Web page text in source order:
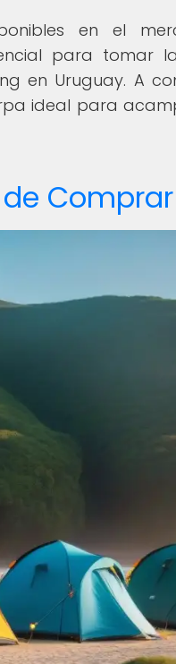
en el
para tomar
en Uruguay. A
ideal para